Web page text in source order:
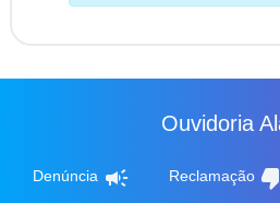
Ouvidoria
Denúncia campaign Reclamação